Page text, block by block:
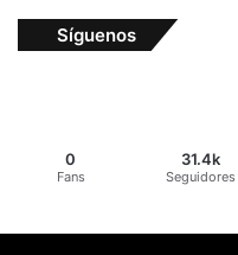
Síguenos
0
Fans
31.4k
Seguidores